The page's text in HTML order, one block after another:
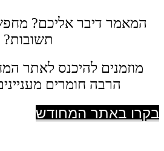
המאמר דיבר אליכם?
תשובות?
מוזמנים להיכנס לאתר
הרבה חומרים
בקרו באתר המחודש